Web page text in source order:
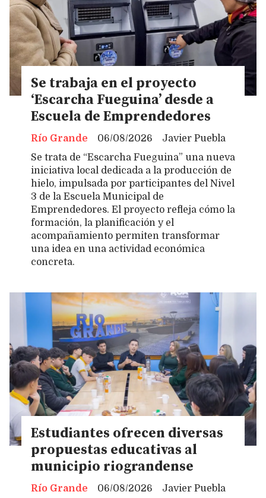
Se trabaja en el proyecto
‘Escarcha Fueguina’ desde a
Escuela de Emprendedores
Javier Puebla
Río Grande
06/08/2026
Se trata de “Escarcha Fueguina” una nueva
iniciativa local dedicada a la producción de
hielo, impulsada por participantes del Nivel
3 de la Escuela Municipal de
Emprendedores. El proyecto refleja cómo la
formación, la planificación y el
acompañamiento permiten transformar
una idea en una actividad económica
concreta.
Estudiantes ofrecen diversas
propuestas educativas al
municipio riograndense
Javier Puebla
Río Grande 06/08/2026